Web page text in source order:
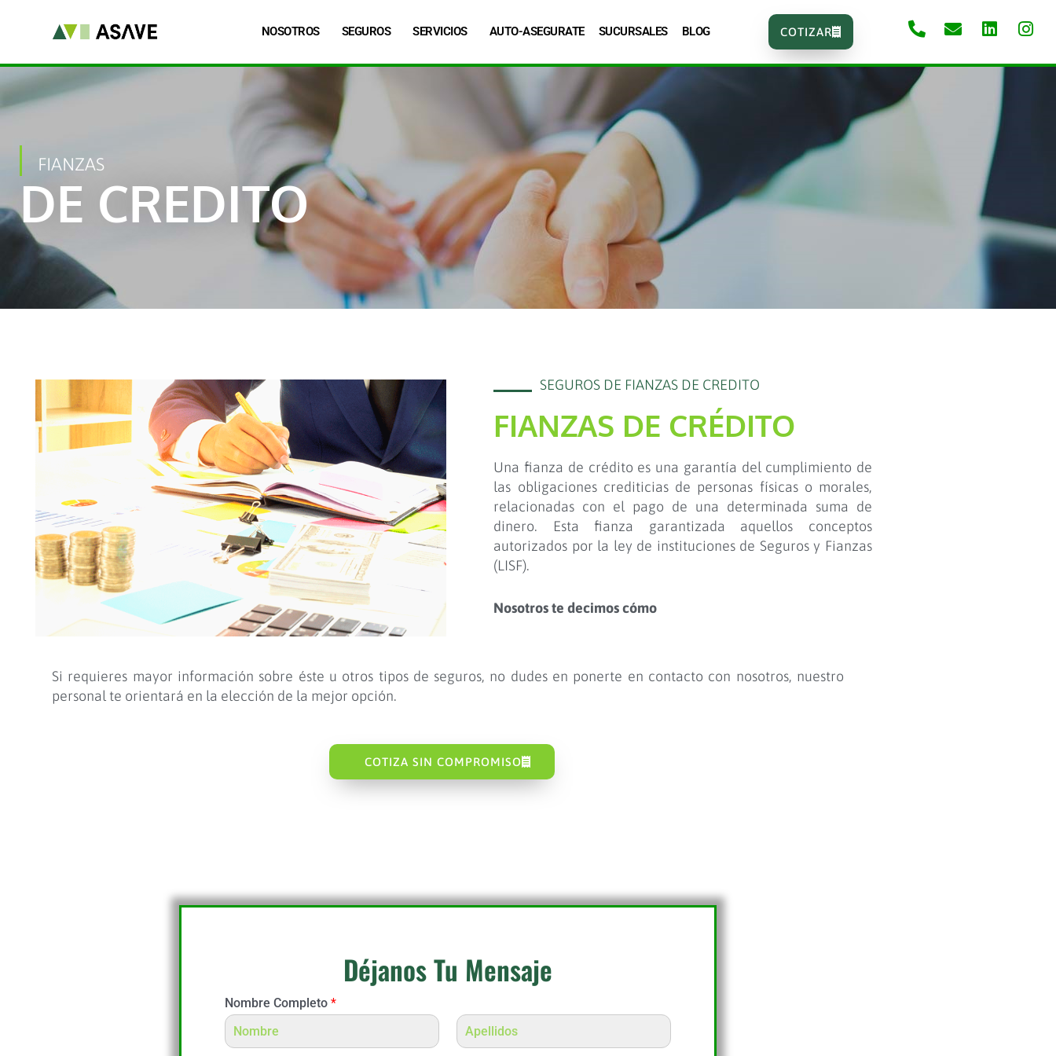
NOSOTROS SEGUROS SERVICIOS AUTO-ASEGURATE SUCURSALES BLOG COTIZAR
FIANZAS
DE CREDITO
SEGUROS DE FIANZAS DE CREDITO
FIANZAS DE CRÉDITO
Una fianza de crédito es una garantía del cumplimiento de
las obligaciones crediticias de personas físicas o morales,
relacionadas con el pago de una determinada suma de
dinero. Esta fianza garantizada aquellos conceptos
autorizados por la ley de instituciones de Seguros y Fianzas
(LISF).
Nosotros te decimos cómo
Si requieres mayor información sobre éste u otros tipos de seguros, no dudes en ponerte en contacto con nosotros, nuestro
personal te orientará en la elección de la mejor opción.
COTIZA SIN COMPROMISO
Déjanos Tu Mensaje
Nombre Completo *